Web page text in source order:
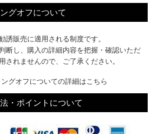
グオフについて
誘販売に適用される制度です。
断し、購入の詳細内容を把握・確認いただ
されませんので、ご了承ください。
グオフについての詳細はこちら
・ポイントについて